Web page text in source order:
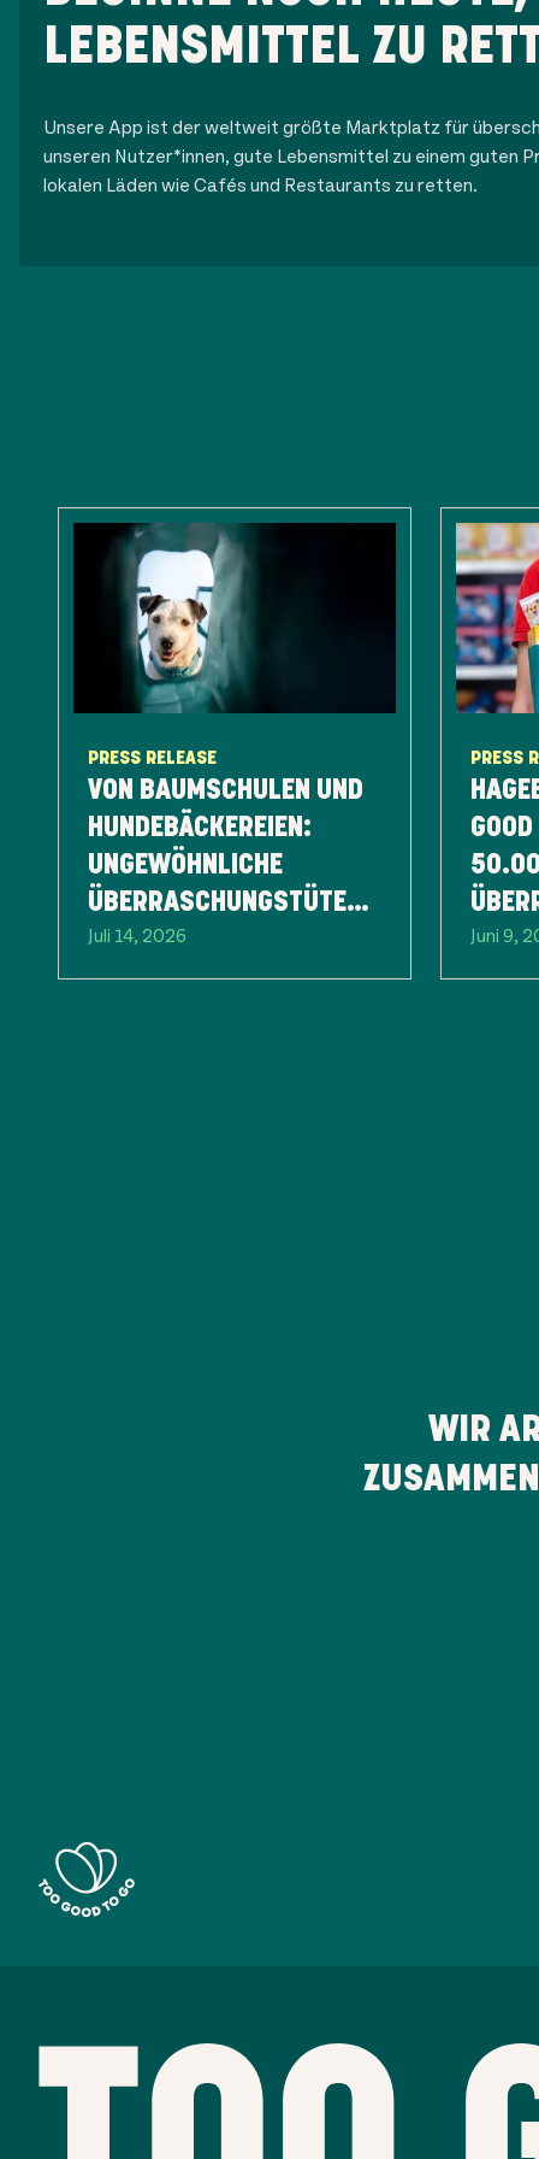
LEBENSMITTEL ZU
Unsere App ist der weltweit größte Marktplatz für
unseren Nutzer*innen, gute Lebensmittel zu einem guten
lokalen Läden wie Cafés und Restaurants zu retten.
PRESS RELEASE
VON BAUMSCHULEN UND
HUNDEBÄCKEREIEN:
UNGEWÖHNLICHE
ÜBERRASCHUNGSTÜTEN
FÜR KLEINE
ALLTAGSABENTEUER
Juli 14, 2026
PRESS
GOOD
50.000
Juni 9,
WIR